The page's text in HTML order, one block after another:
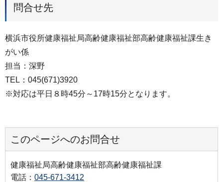
問合せ先
横浜市役所健康福祉局高齢健康福祉部高齢健康福祉課生き
がい係
担当：深野
TEL：045(671)3920
※対応は平日８時45分～17時15分となります。
このページへのお問合せ
健康福祉局高齢健康福祉部高齢健康福祉課
電話： 045-671-3412